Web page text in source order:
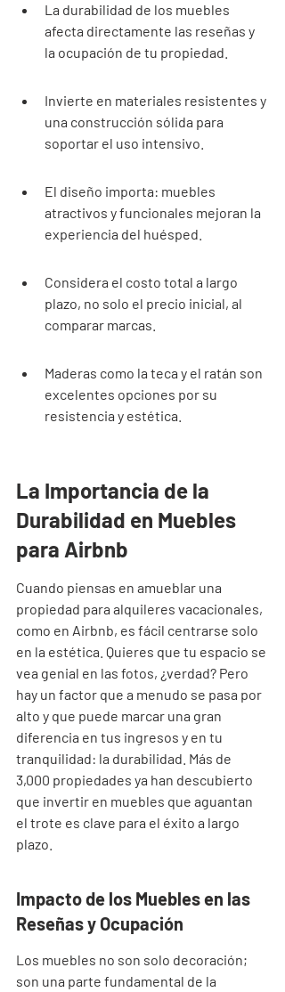
La durabilidad de los muebles
afecta directamente las reseñas y
la ocupación de tu propiedad.
Invierte en materiales resistentes y
una construcción sólida para
soportar el uso intensivo.
El diseño importa: muebles
atractivos y funcionales mejoran la
experiencia del huésped.
Considera el costo total a largo
plazo, no solo el precio inicial, al
comparar marcas.
Maderas como la teca y el ratán son
excelentes opciones por su
resistencia y estética.
La Importancia de la
Durabilidad en Muebles
para Airbnb
Cuando piensas en amueblar una
propiedad para alquileres vacacionales,
como en Airbnb, es fácil centrarse solo
en la estética. Quieres que tu espacio se
vea genial en las fotos, ¿verdad? Pero
hay un factor que a menudo se pasa por
alto y que puede marcar una gran
diferencia en tus ingresos y en tu
tranquilidad: la durabilidad. Más de
3,000 propiedades ya han descubierto
que invertir en muebles que aguantan
el trote es clave para el éxito a largo
plazo.
Impacto de los Muebles en las
Reseñas y Ocupación
Los muebles no son solo decoración;
son una parte fundamental de la